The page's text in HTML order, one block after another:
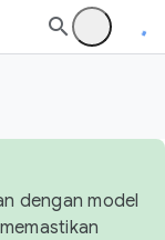
dengan model